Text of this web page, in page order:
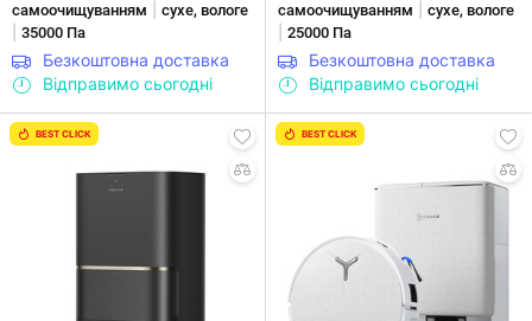
самоочищуванням
сухе, вологе
35000 Па
Безкоштовна доставка
Відправимо сьогодні
самоочищуванням
сухе, вологе
25000 Па
Безкоштовна доставка
Відправимо сьогодні
BEST CLICK BEST CLICK